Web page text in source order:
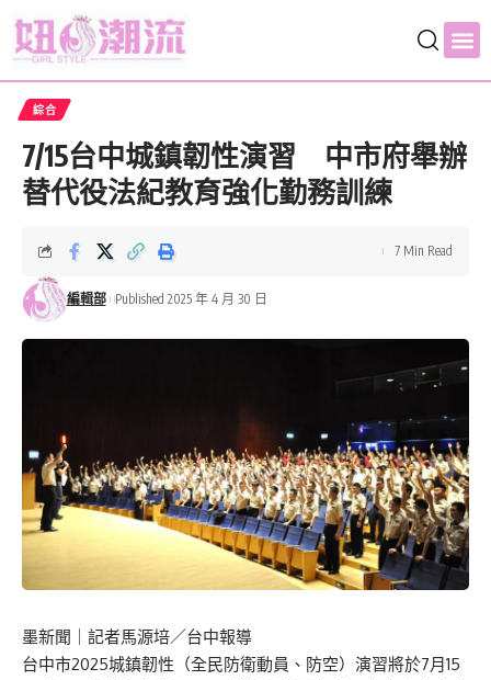
綜合
7/15台中城鎮韌性演習 中市府舉辦
替代役法紀教育強化勤務訓練
編輯部 Published 2025 年 4 月 30 日
7 Min Read
墨新聞 ｜記者馬源培／台中報導
台中市2025城鎮韌性（全民防衛動員、防空）演習將於7月15